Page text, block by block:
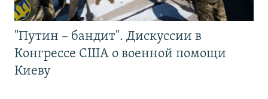
"Путин – бандит". Дискуссии в
Конгрессе США о военной помощи
Киеву